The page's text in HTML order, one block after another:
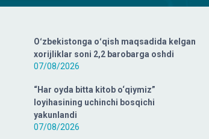
Oʻzbekistonga oʻqish maqsadida kelgan
xorijliklar soni 2,2 barobarga oshdi
07/08/2026
“Har oyda bitta kitob o‘qiymiz”
loyihasining uchinchi bosqichi
yakunlandi
07/08/2026